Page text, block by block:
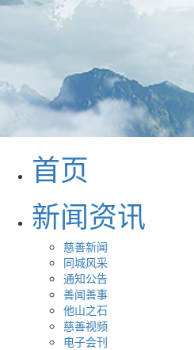
首页
新闻资讯
慈善新闻
同城风采
通知公告
善闻善事
他山之石
慈善视频
电子会刊